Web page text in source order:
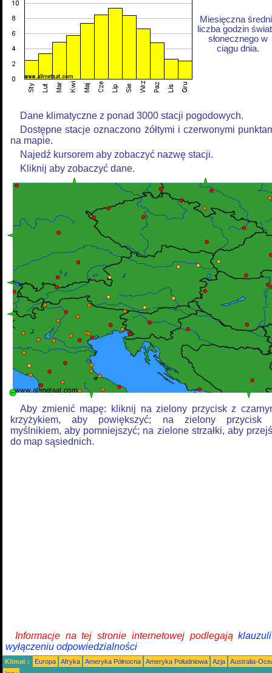
Miesięczna
liczba godzin
słonecznego w
ciągu dnia.
Dane klimatyczne z ponad 3000 stacji pogodowych.
Dostępne stacje oznaczono żółtymi i czerwonymi
na mapie.
Najedź kursorem aby zobaczyć nazwę stacji.
Kliknij aby zobaczyć dane.
Aby zmienić mapę: kliknij na zielony przycisk z
krzyżykiem, aby powiększyć; na zielony przycisk
myślnikiem, aby pomniejszyć; na zielone strzałki, aby
do map sąsiednich.
Informacje na tej stronie internetowej podlegają
wyłączeniu odpowiedzialności
Klimat : Europa Afryka Ameryka Północna Ameryka Południowa Azja
Australia-